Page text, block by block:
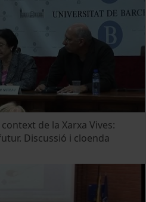
de la Xarxa Vives:
Discussió i cloenda